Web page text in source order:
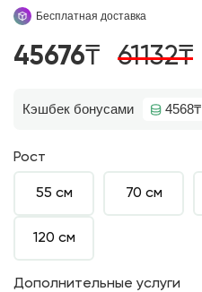
Бесплатная доставка
45676₸ 61132₸
Кэшбек бонусами 4568₸
Рост
55 см 70 см
120 см
Дополнительные услуги